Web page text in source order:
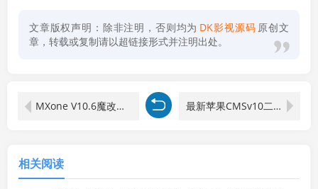
文章版权声明：除非注明，否则均为 DK影视源码 原创文
章，转载或复制请以超链接形式并注明出处。
MXone V10.6魔改版苹果cms主题模板 最新苹果CMSv10二开仿某豆网站模板
相关阅读